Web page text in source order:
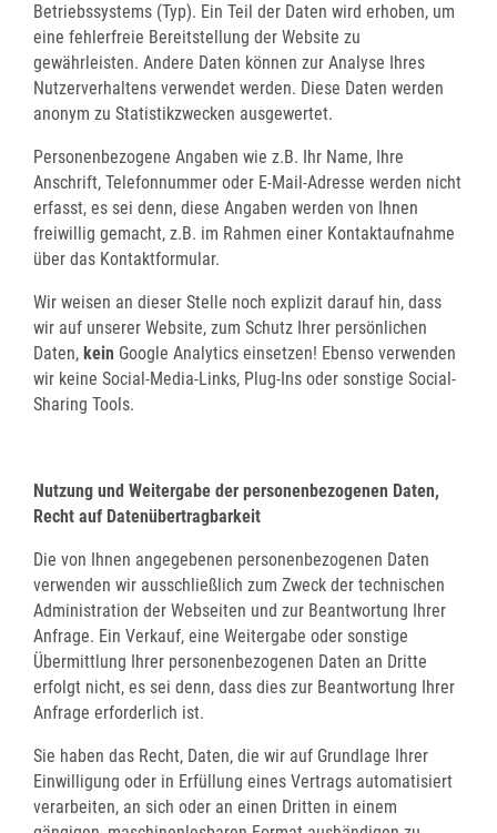
Betriebssystems (Typ). Ein Teil der Daten wird erhoben, um
eine fehlerfreie Bereitstellung der Website zu
gewährleisten. Andere Daten können zur Analyse Ihres
Nutzerverhaltens verwendet werden. Diese Daten werden
anonym zu Statistikzwecken ausgewertet.
Personenbezogene Angaben wie z.B. Ihr Name, Ihre
Anschrift, Telefonnummer oder E-Mail-Adresse werden nicht
erfasst, es sei denn, diese Angaben werden von Ihnen
freiwillig gemacht, z.B. im Rahmen einer Kontaktaufnahme
über das Kontaktformular.
Wir weisen an dieser Stelle noch explizit darauf hin, dass
wir auf unserer Website, zum Schutz Ihrer persönlichen
Daten, kein Google Analytics einsetzen! Ebenso verwenden
wir keine Social-Media-Links, Plug-Ins oder sonstige Social-
Sharing Tools.
Nutzung und Weitergabe der personenbezogenen Daten,
Recht auf Datenübertragbarkeit
Die von Ihnen angegebenen personenbezogenen Daten
verwenden wir ausschließlich zum Zweck der technischen
Administration der Webseiten und zur Beantwortung Ihrer
Anfrage. Ein Verkauf, eine Weitergabe oder sonstige
Übermittlung Ihrer personenbezogenen Daten an Dritte
erfolgt nicht, es sei denn, dass dies zur Beantwortung Ihrer
Anfrage erforderlich ist.
Sie haben das Recht, Daten, die wir auf Grundlage Ihrer
Einwilligung oder in Erfüllung eines Vertrags automatisiert
verarbeiten, an sich oder an einen Dritten in einem